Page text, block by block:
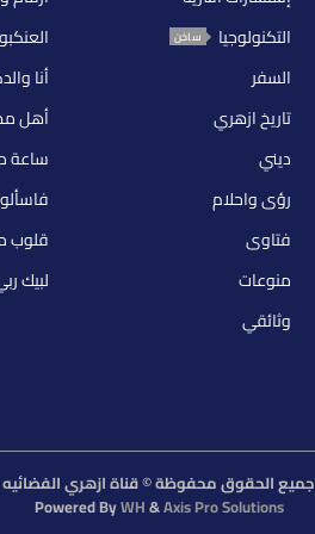
التكنولوجيا ساخن
السفر
تاريخ ازهري
ديني
رؤى واحلام
فتاوى
منوعات
وثائقي
أنا
أهل
ساعة
قلوب
لبيك
جميع الحقوق محفوظة © قناة ازهري الفضائيه
Powered ByWH&Axis Pro Solutions